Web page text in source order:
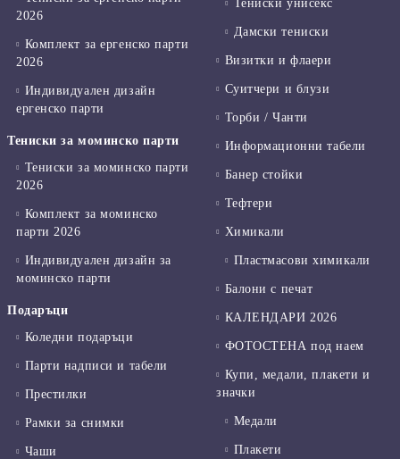
2026
Комплект за ергенско парти
2026
Индивидуален дизайн
ергенско парти
Тениски за моминско парти
Тениски за моминско парти
2026
Комплект за моминско
парти 2026
Индивидуален дизайн за
моминско парти
Подаръци
Коледни подаръци
Парти надписи и табели
Престилки
Рамки за снимки
Чаши
Тениски унисекс
Дамски тениски
Визитки и флаери
Суитчери и блузи
Торби / Чанти
Информационни табели
Банер стойки
Тефтери
Химикали
Пластмасови химикали
Балони с печат
КАЛЕНДАРИ 2026
ФОТОСТЕНА под наем
Купи, медали, плакети и
значки
Медали
Плакети